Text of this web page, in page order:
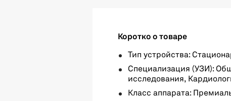
Коротко о товаре
Тип устройства:
Специализация (УЗИ):
исследования,
Класс аппарата: